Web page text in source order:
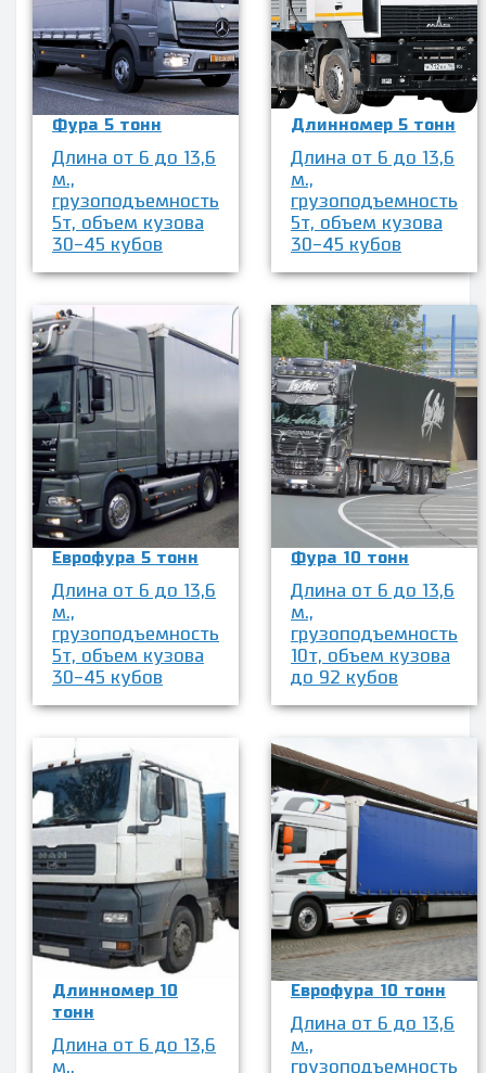
Фура 5 тонн
Длина от 6 до 13,6
м.,
грузоподъемность
5т, объем кузова
30-45 кубов
Длинномер 5 тонн
Длина от 6 до 13,6
м.,
грузоподъемность
5т, объем кузова
30-45 кубов
Еврофура 5 тонн
Длина от 6 до 13,6
м.,
грузоподъемность
5т, объем кузова
30-45 кубов
Фура 10 тонн
Длина от 6 до 13,6
м.,
грузоподъемность
10т, объем кузова
до 92 кубов
Длинномер 10
тонн
Длина от 6 до 13,6
м.,
Еврофура 10 тонн
Длина от 6 до 13,6
м.,
грузоподъемность